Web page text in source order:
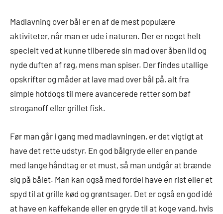
Madlavning over bål er en af de mest populære
aktiviteter, når man er ude i naturen. Der er noget helt
specielt ved at kunne tilberede sin mad over åben ild og
nyde duften af røg, mens man spiser. Der findes utallige
opskrifter og måder at lave mad over bål på, alt fra
simple hotdogs til mere avancerede retter som bøf
stroganoff eller grillet fisk.
Før man går i gang med madlavningen, er det vigtigt at
have det rette udstyr. En god bålgryde eller en pande
med lange håndtag er et must, så man undgår at brænde
sig på bålet. Man kan også med fordel have en rist eller et
spyd til at grille kød og grøntsager. Det er også en god idé
at have en kaffekande eller en gryde til at koge vand, hvis